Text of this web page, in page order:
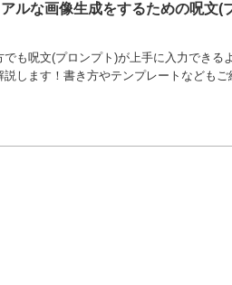
ルな画像生成をするための呪文(
も呪文(プロンプト)が上手に入力できる
します！書き方やテンプレートなども